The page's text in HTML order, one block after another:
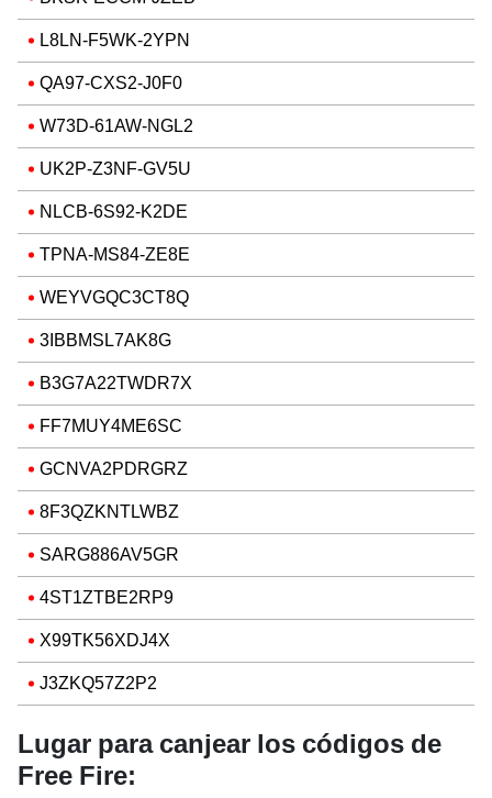
L8LN-F5WK-2YPN
QA97-CXS2-J0F0
W73D-61AW-NGL2
UK2P-Z3NF-GV5U
NLCB-6S92-K2DE
TPNA-MS84-ZE8E
WEYVGQC3CT8Q
3IBBMSL7AK8G
B3G7A22TWDR7X
FF7MUY4ME6SC
GCNVA2PDRGRZ
8F3QZKNTLWBZ
SARG886AV5GR
4ST1ZTBE2RP9
X99TK56XDJ4X
J3ZKQ57Z2P2
Lugar para canjear los códigos de
Free Fire: